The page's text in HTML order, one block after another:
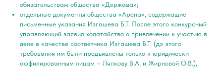
обязательствам общества «Держава»;
отдельные документы общества «Арена», содержащие
письменные указания Изгашева Б.Т. После этого конкурсный
управляющий заявил ходатайство о привлечении к участию в
деле в качестве соответчика Изгашева Б.Т. (до этого
требования им были предъявлены только к юридически
аффилированным лицам – Ляпкову В.А. и Жирновой О.В.),